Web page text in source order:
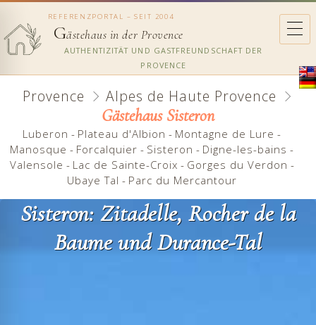
REFERENZPORTAL – SEIT 2004
Gästehaus in der Provence
AUTHENTIZITÄT UND GASTFREUNDSCHAFT DER
PROVENCE
Provence Alpes de Haute Provence
Gästehaus Sisteron
Luberon - Plateau d'Albion - Montagne de Lure -
Manosque - Forcalquier - Sisteron - Digne-les-bains -
Valensole - Lac de Sainte-Croix - Gorges du Verdon -
Ubaye Tal - Parc du Mercantour
Sisteron: Zitadelle, Rocher de la
Baume und Durance-Tal